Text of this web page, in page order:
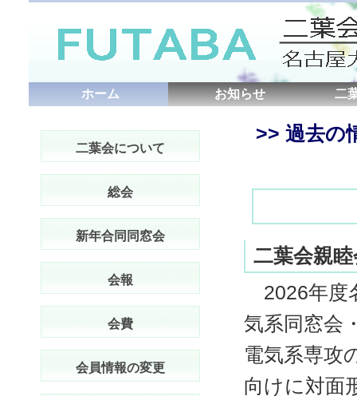
ホーム お知らせ 二
>> 過去の
二葉会親
2026年度
気系同窓会
電気系専攻
向けに対面
二葉会について
総会
新年合同同窓会
会報
会費
会員情報の変更